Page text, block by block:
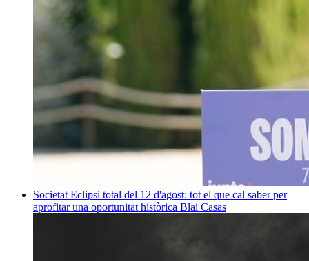
Societat Eclipsi total del 12 d'agost: tot el que cal saber per
aprofitar una oportunitat històrica Blai Casas